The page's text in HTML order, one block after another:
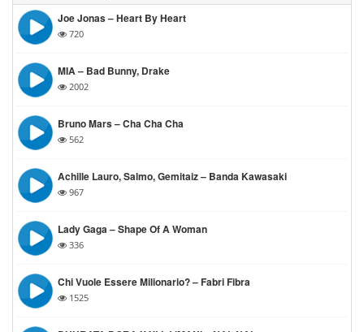
Joe Jonas – Heart By Heart
720
MIA – Bad Bunny, Drake
2002
Bruno Mars – Cha Cha Cha
562
Achille Lauro, Salmo, Gemitaiz – Banda Kawasaki
967
Lady Gaga – Shape Of A Woman
336
Chi Vuole Essere Milionario? – Fabri Fibra
1525